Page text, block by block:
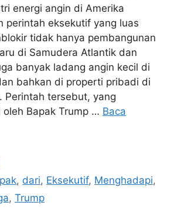
energi angin di Amerika
perintah eksekutif yang luas
tidak hanya pembangunan
di Samudera Atlantik dan
banyak ladang angin kecil di
bahkan di properti pribadi di
Perintah tersebut, yang
Bapak Trump … Baca
, dari, Eksekutif, Menghadapi,
, Trump